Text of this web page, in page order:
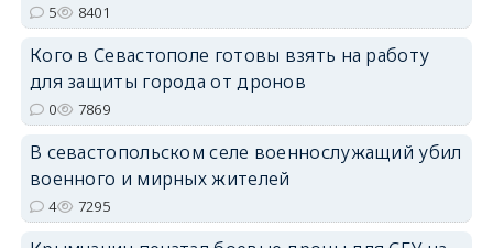
5 8401
Кого в Севастополе готовы взять на работу
для защиты города от дронов
0 7869
В севастопольском селе военнослужащий убил
военного и мирных жителей
4 7295